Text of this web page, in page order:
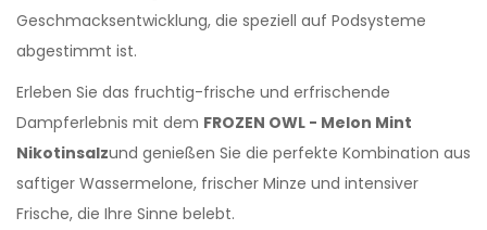
Geschmacksentwicklung, die speziell auf Podsysteme
abgestimmt ist.
Erleben Sie das fruchtig-frische und erfrischende
Dampferlebnis mit dem FROZEN OWL - Melon Mint
Nikotinsalzund genießen Sie die perfekte Kombination aus
saftiger Wassermelone, frischer Minze und intensiver
Frische, die Ihre Sinne belebt.